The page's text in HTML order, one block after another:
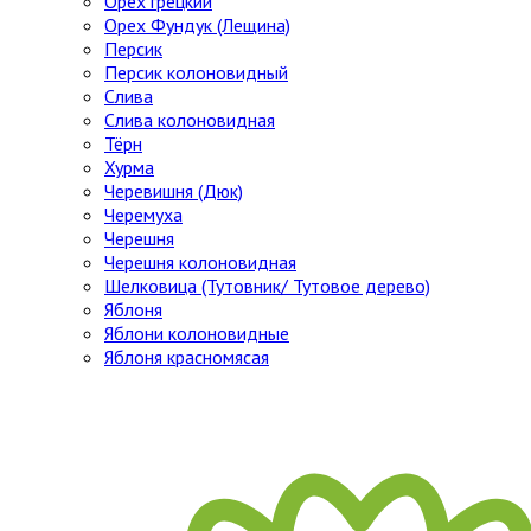
Орех Фундук (Лещина)
Персик
Персик колоновидный
Слива
Слива колоновидная
Тёрн
Хурма
Черевишня (Дюк)
Черемуха
Черешня
Черешня колоновидная
Шелковица (Тутовник/ Тутовое дерево)
Яблоня
Яблони колоновидные
Яблоня красномясая